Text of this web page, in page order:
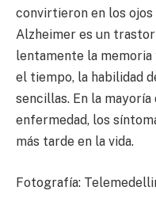
convirtieron en los ojos
Alzheimer es un
lentamente la memoria
el tiempo, la habilidad
sencillas. En la
enfermedad, los
más tarde en la vida.
Fotografía: